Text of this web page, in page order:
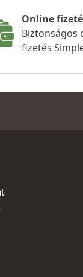
Online
Biztonságos
fizetés